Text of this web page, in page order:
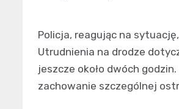
Policja, reagując na
Utrudnienia na drodze
jeszcze około dwóch
zachowanie szczególnej